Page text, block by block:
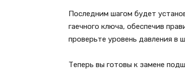
Последним шагом будет
гаечного ключа, обеспечив
проверьте уровень давления в
Теперь вы готовы к замене